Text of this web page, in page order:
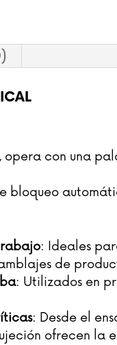
opera con una
bloqueo
: Ideales
de
: Utilizados en
: Desde el
ofrecen